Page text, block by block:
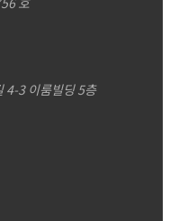
4-3 이룸빌딩 5층